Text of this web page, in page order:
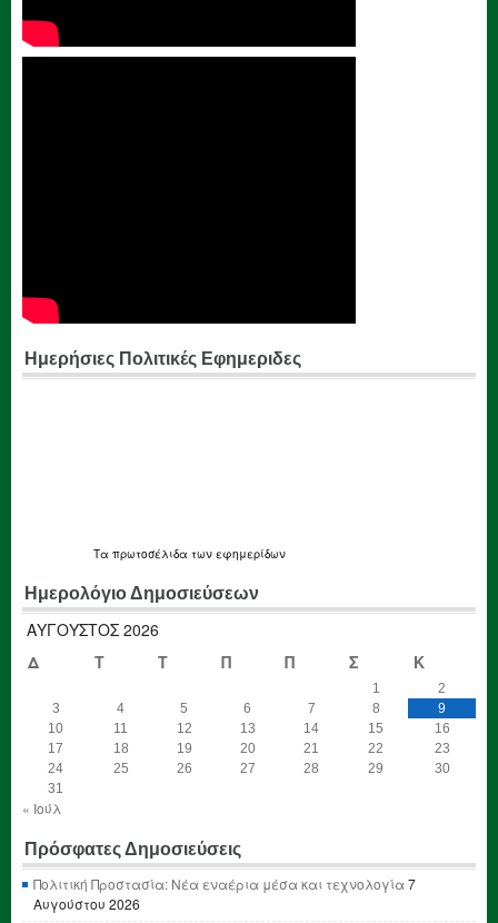
Ημερήσιες Πολιτικές Εφημεριδες
Τα πρωτοσέλιδα των εφημερίδων
Ημερολόγιο Δημοσιεύσεων
ΑΎΓΟΥΣΤΟΣ 2026
Δ
Τ Τ Π Π Σ Κ
1
2
3
4 5 6 7 8
9
10
11 12 13 14 15
16
17
18 19 20 21 22
23
24
25 26 27 28 29
30
31
« Ιούλ
Πρόσφατες Δημοσιεύσεις
Πολιτική Προστασία: Νέα εναέρια μέσα και τεχνολογία7
Αυγούστου 2026